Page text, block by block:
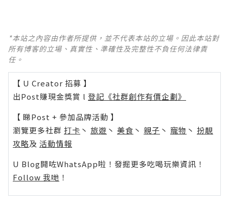
*本站之內容由作者所提供，並不代表本站的立場。因此本站對
所有博客的立場、真實性、準確性及完整性不負任何法律責
任。
【 U Creator 招募 】
出Post賺現金獎賞 l 登記《社群創作有價企劃》
【 睇Post + 參加品牌活動 】
瀏覽更多社群 打卡 丶 旅遊 丶 美食 丶 親子 丶 寵物 丶 扮靚
攻略及 活動情報
U Blog開咗WhatsApp啦！發掘更多吃喝玩樂資訊！
Follow 我哋 ！